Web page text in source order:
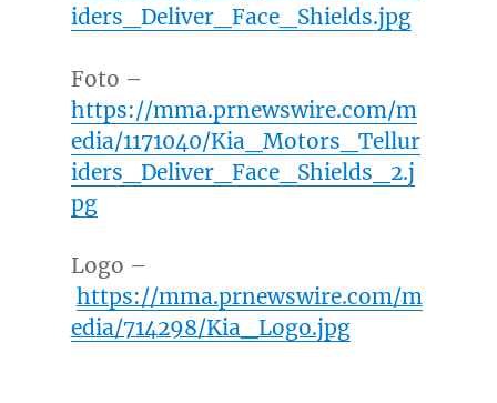
iders_Deliver_Face_Shields.jpg
Foto –
https://mma.prnewswire.com/m
edia/1171040/Kia_Motors_Tellur
iders_Deliver_Face_Shields_2.j
pg
Logo –
https://mma.prnewswire.com/m
edia/714298/Kia_Logo.jpg